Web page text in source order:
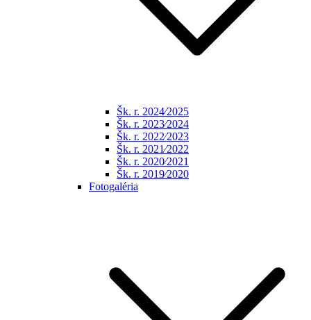
Šk. r. 2024⁄2025
Šk. r. 2023⁄2024
Šk. r. 2022⁄2023
Šk. r. 2021⁄2022
Šk. r. 2020⁄2021
Šk. r. 2019⁄2020
Fotogaléria